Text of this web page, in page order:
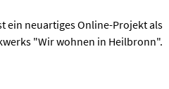
ein neuartiges Online-Projekt als
"Wir wohnen in Heilbronn".